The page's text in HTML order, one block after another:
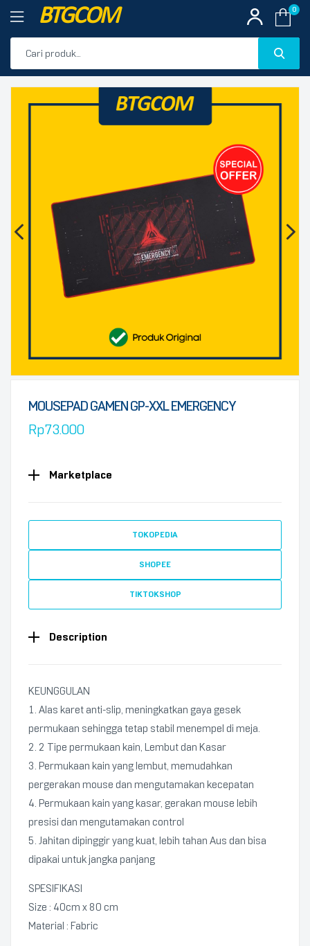
BTGCOM 0
PRODUK UNGGULAN
🔍
MOUSEPAD GAMEN GP-XXL EMERGENCY
Rp73.000
Marketplace
TOKOPEDIA
SHOPEE
TIKTOKSHOP
Description
KEUNGGULAN
1. Alas karet anti-slip, meningkatkan gaya gesek
permukaan sehingga tetap stabil menempel di meja.
2. 2 Tipe permukaan kain, Lembut dan Kasar
3. Permukaan kain yang lembut, memudahkan
pergerakan mouse dan mengutamakan kecepatan
4. Permukaan kain yang kasar, gerakan mouse lebih
presisi dan mengutamakan control
5. Jahitan dipinggir yang kuat, lebih tahan Aus dan bisa
dipakai untuk jangka panjang
SPESIFIKASI
Size : 40cm x 80 cm
Material : Fabric